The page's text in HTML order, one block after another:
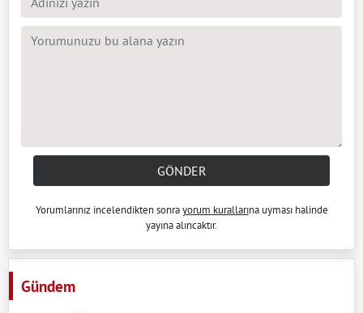
GÖNDER
Yorumlarınız incelendikten sonrayorum kurallarına uyması halinde
yayına alıncaktır.
Gündem